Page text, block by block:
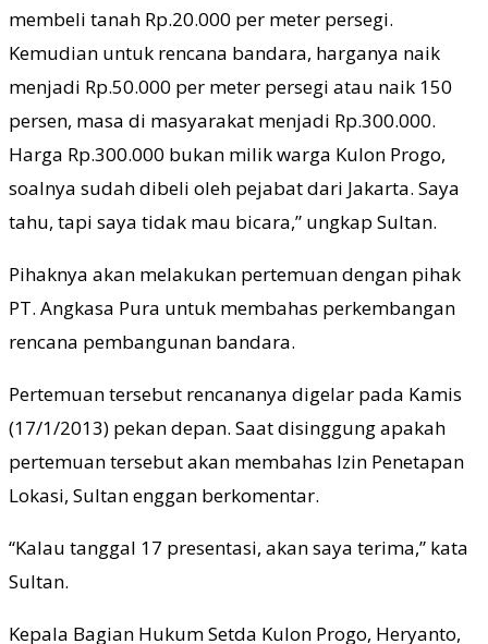
membeli tanah Rp.20.000 per meter persegi.
Kemudian untuk rencana bandara, harganya naik
menjadi Rp.50.000 per meter persegi atau naik 150
persen, masa di masyarakat menjadi Rp.300.000.
Harga Rp.300.000 bukan milik warga Kulon Progo,
soalnya sudah dibeli oleh pejabat dari Jakarta. Saya
tahu, tapi saya tidak mau bicara,” ungkap Sultan.
Pihaknya akan melakukan pertemuan dengan pihak
PT. Angkasa Pura untuk membahas perkembangan
rencana pembangunan bandara.
Pertemuan tersebut rencananya digelar pada Kamis
(17/1/2013) pekan depan. Saat disinggung apakah
pertemuan tersebut akan membahas Izin Penetapan
Lokasi, Sultan enggan berkomentar.
“Kalau tanggal 17 presentasi, akan saya terima,” kata
Sultan.
Kepala Bagian Hukum Setda Kulon Progo, Heryanto,